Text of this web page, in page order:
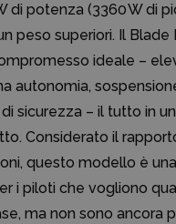
di potenza (3360 W di
peso superiori. Il Blade
ideale –
autonomia,
sicurezza – il tutto in
Considerato il
questo modello è
i piloti che vogliono
ma non sono ancora